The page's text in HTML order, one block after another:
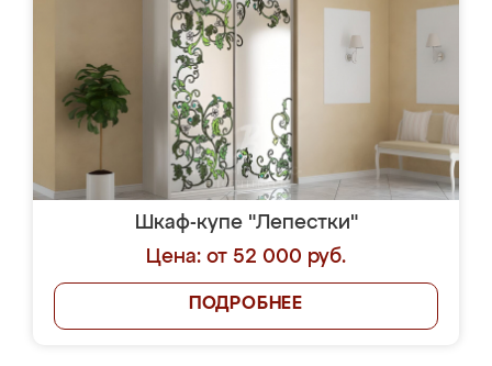
Шкаф-купе "Лепестки"
Цена: от 52 000 руб.
ПОДРОБНЕЕ